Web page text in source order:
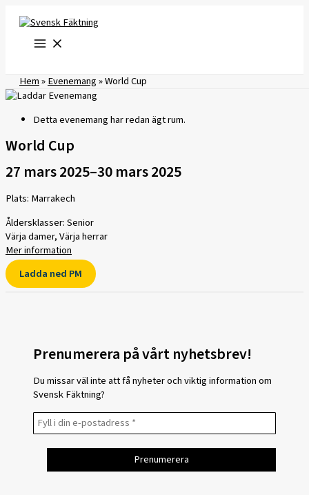
innehåll
Hem»Evenemang»World Cup
Detta evenemang har redan ägt rum.
World Cup
27 mars 2025–30 mars 2025
Plats: Marrakech
Åldersklasser: Senior
Värja damer, Värja herrar
Mer information
Ladda ned PM
Prenumerera på vårt nyhetsbrev!
Du missar väl inte att få nyheter och viktig information om
Svensk Fäktning?